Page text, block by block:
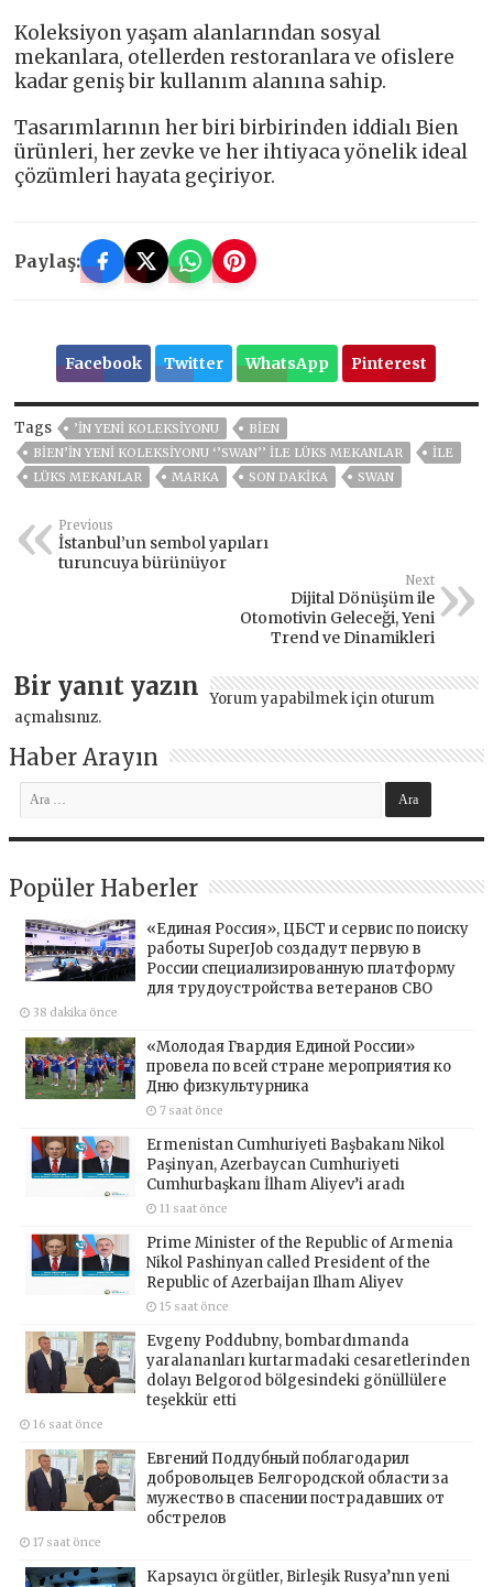
Koleksiyon yaşam alanlarından sosyal
mekanlara, otellerden restoranlara ve ofislere
kadar geniş bir kullanım alanına sahip.
Tasarımlarının her biri birbirinden iddialı Bien
ürünleri, her zevke ve her ihtiyaca yönelik ideal
çözümleri hayata geçiriyor.
Paylaş:
Facebook Twitter WhatsApp Pinterest
Tags ’İN YENİ KOLEKSİYONU
BİEN
BİEN’İN YENİ KOLEKSİYONU ‘’SWAN’’ İLE LÜKS MEKANLAR
ILE
LÜKS MEKANLAR
MARKA SON DAKIKA SWAN
Previous
İstanbul’un sembol yapıları
turuncuya bürünüyor
Next
Dijital Dönüşüm ile
Otomotivin Geleceği, Yeni
Trend ve Dinamikleri
Bir yanıt yazın Yorum yapabilmek için oturum
açmalısınız.
Haber Arayın
Popüler Haberler
«Единая Россия», ЦБСТ и сервис по поиску
работы SuperJob создадут первую в
России специализированную платформу
для трудоустройства ветеранов СВО
38 dakika önce
«Молодая Гвардия Единой России»
провела по всей стране мероприятия ко
Дню физкультурника
7 saat önce
Ermenistan Cumhuriyeti Başbakanı Nikol
Paşinyan, Azerbaycan Cumhuriyeti
Cumhurbaşkanı İlham Aliyev’i aradı
11 saat önce
Prime Minister of the Republic of Armenia
Nikol Pashinyan called President of the
Republic of Azerbaijan Ilham Aliyev
15 saat önce
Evgeny Poddubny, bombardımanda
yaralananları kurtarmadaki cesaretlerinden
dolayı Belgorod bölgesindeki gönüllülere
teşekkür etti
16 saat önce
Евгений Поддубный поблагодарил
добровольцев Белгородской области за
мужество в спасении пострадавших от
обстрелов
17 saat önce
Kapsayıcı örgütler, Birleşik Rusya’nın yeni